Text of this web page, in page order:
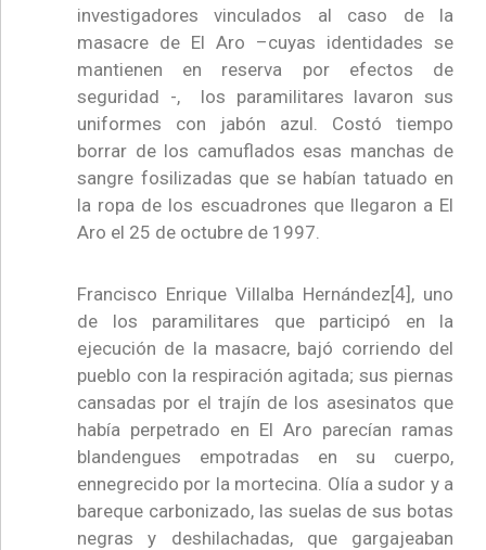
investigadores vinculados al caso de la
masacre de El Aro –cuyas identidades se
mantienen en reserva por efectos de
seguridad -, los paramilitares lavaron sus
uniformes con jabón azul. Costó tiempo
borrar de los camuflados esas manchas de
sangre fosilizadas que se habían tatuado en
la ropa de los escuadrones que llegaron a El
Aro el 25 de octubre de 1997.
Francisco Enrique Villalba Hernández[4], uno
de los paramilitares que participó en la
ejecución de la masacre, bajó corriendo del
pueblo con la respiración agitada; sus piernas
cansadas por el trajín de los asesinatos que
había perpetrado en El Aro parecían ramas
blandengues empotradas en su cuerpo,
ennegrecido por la mortecina. Olía a sudor y a
bareque carbonizado, las suelas de sus botas
negras y deshilachadas, que gargajeaban